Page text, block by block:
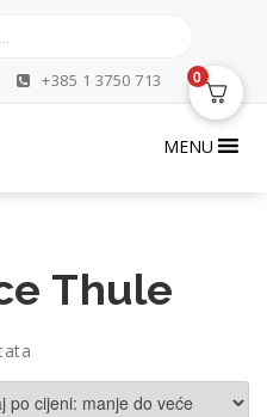
+385 1 3750 713
MENU
Thule
po
cijeni:
0